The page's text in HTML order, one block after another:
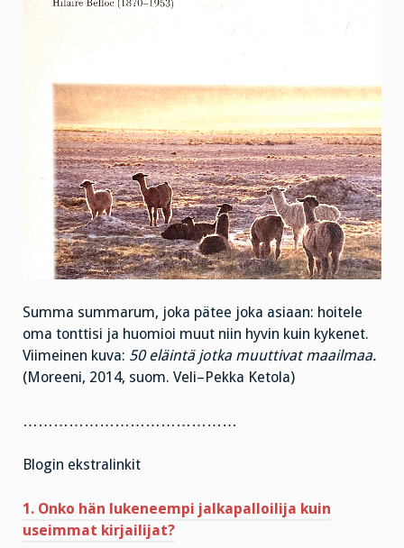
Summa summarum, joka pätee joka asiaan: hoitele
oma tonttisi ja huomioi muut niin hyvin kuin kykenet.
Viimeinen kuva: 50 eläintä jotka muuttivat maailmaa.
(Moreeni, 2014, suom. Veli–Pekka Ketola)
……………………………………
Blogin ekstralinkit
1. Onko hän lukeneempi jalkapalloilija kuin
useimmat kirjailijat?